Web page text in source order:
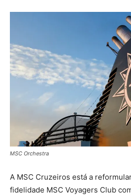
MSC Orchestra
A MSC Cruzeiros está a
fidelidade MSC Voyagers Club